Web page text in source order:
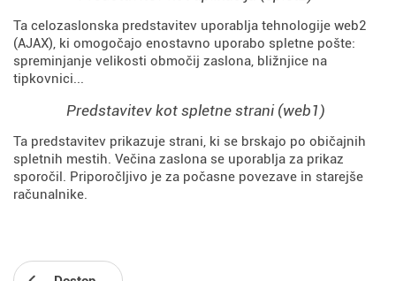
Ta celozaslonska predstavitev uporablja tehnologije web2
(AJAX), ki omogočajo enostavno uporabo spletne pošte:
spreminjanje velikosti območij zaslona, bližnjice na
tipkovnici...
Predstavitev kot spletne strani (web1)
Ta predstavitev prikazuje strani, ki se brskajo po običajnih
spletnih mestih. Večina zaslona se uporablja za prikaz
sporočil. Priporočljivo je za počasne povezave in starejše
računalnike.